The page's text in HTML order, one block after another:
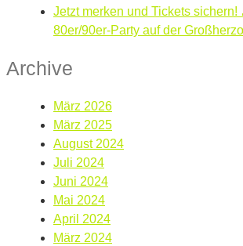
Jetzt merken und Tickets sichern!
80er/90er-Party auf der
Archive
März 2026
März 2025
August 2024
Juli 2024
Juni 2024
Mai 2024
April 2024
März 2024